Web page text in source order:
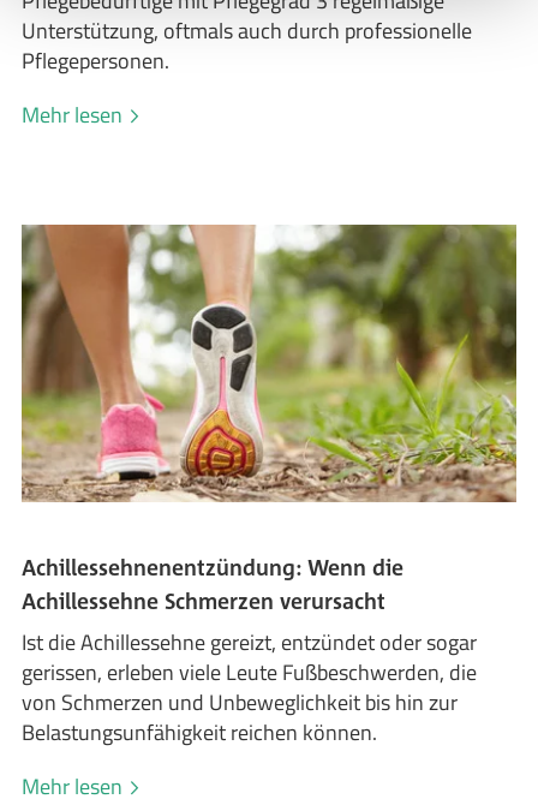
Unterstützung, oftmals auch durch professionelle
Pflegepersonen.
Mehr lesen
Achillessehnenentzündung: Wenn die
Achillessehne Schmerzen verursacht
Ist die Achillessehne gereizt, entzündet oder sogar
gerissen, erleben viele Leute Fußbeschwerden, die
von Schmerzen und Unbeweglichkeit bis hin zur
Belastungsunfähigkeit reichen können.
Mehr lesen